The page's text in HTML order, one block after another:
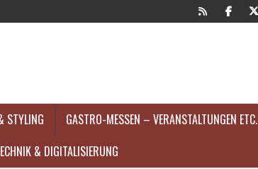
STYLING
GASTRO-MESSEN – VERANSTALTUNGEN ETC.
& DIGITALISIERUNG